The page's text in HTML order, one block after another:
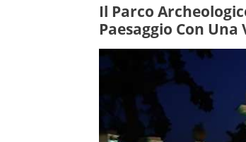
Il Parco
Paesaggio Con